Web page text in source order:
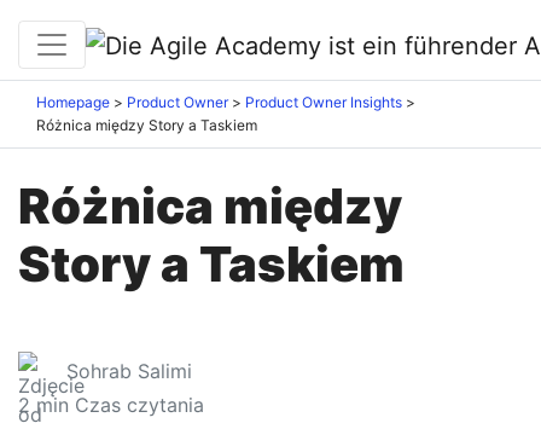
Homepage Product Owner
Product Owner Insights
Różnica między Story a Taskiem
Różnica między
Story a Taskiem
Sohrab Salimi
2min Czas czytania